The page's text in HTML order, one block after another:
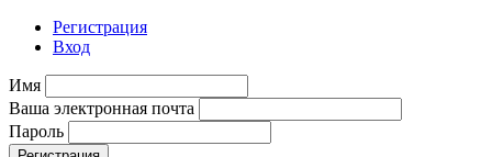
Регистрация
Вход
Имя
Ваша электронная почта
Пароль